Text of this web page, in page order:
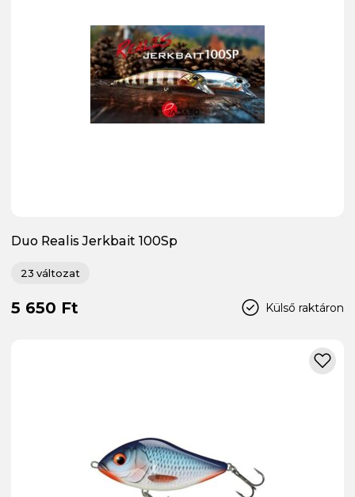
Duo Realis Jerkbait 100Sp
23 változat
Külső raktáron
5 650 Ft